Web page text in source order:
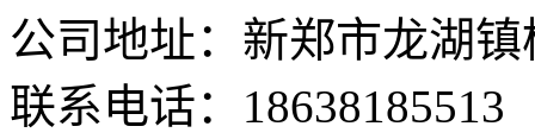
公司地址：新郑市龙湖
联系电话：18638185513